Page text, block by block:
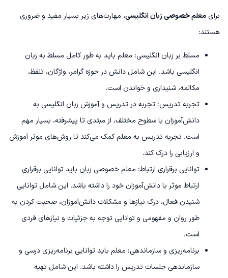
برایمعلم خصوصی زبان انگلیسی، مهارت‌های زیر بسیار مفید و ضروری
هستند:
مسلط بر زبان انگلیسی: معلم باید به طور کامل مسلط به زبان
انگلیسی باشد. این شامل دانش در حوزه گرامر، واژگان، تلفظ،
مکالمه، شنیداری و خواندن است.
تجربه تدریس: تجربه در تدریس و آموزش زبان انگلیسی به
دانش‌آموزان با سطوح مختلف، از مبتدی تا پیشرفته، بسیار مهم
است. تجربه تدریس به معلم کمک می‌کند تا روش‌های موثر آموزش
و ارزیابی را درک کند.
توانایی برقراری ارتباط: معلم خصوصی زبان باید توانایی برقراری
ارتباط موثر با دانش‌آموزان خود را داشته باشد. این شامل توانایی
شنیدن فعال، درک نیازها و مشکلات دانش‌آموزان، صحبت کردن به
طور روان و مفهومی و توانایی توجه به جزئیات و نیازهای فردی
است.
برنامه‌ریزی و سازماندهی: معلم باید توانایی برنامه‌ریزی درسی و
سازماندهی جلسات تدریس را داشته باشد. این شامل تهیه